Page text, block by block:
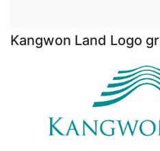
Kangwon Land Logo